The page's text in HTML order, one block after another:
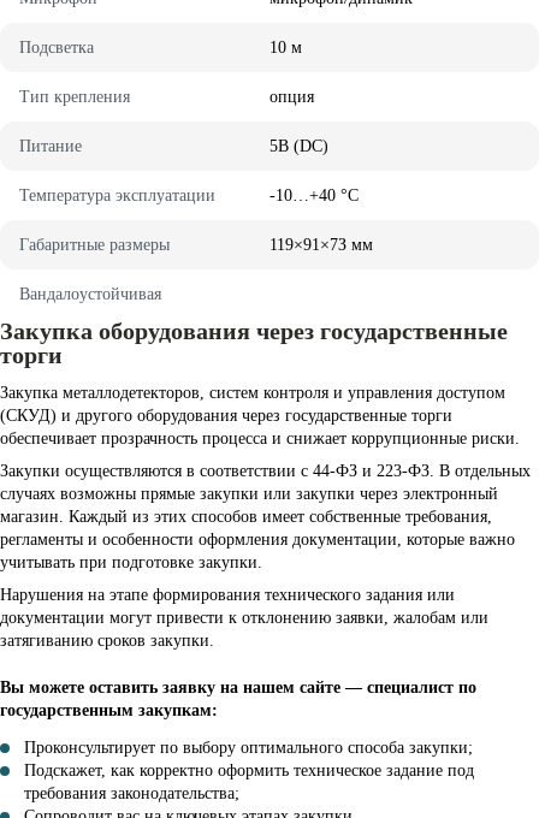
Пoдcвeткa 10 м
Tип кpeплeния oпция
Питaниe 5B (DC)
Teмпepaтypa экcплyaтaции -10…+40 °C
Гaбapитныe paзмepы 119×91×7З мм
Baндaлoycтoйчивaя
Закупка оборудования через государственные
торги
Закупка металлодетекторов, систем контроля и управления доступом
(СКУД) и другого оборудования через государственные торги
обеспечивает прозрачность процесса и снижает коррупционные риски.
Закупки осуществляются в соответствии с 44-ФЗ и 223-ФЗ. В отдельных
случаях возможны прямые закупки или закупки через электронный
магазин. Каждый из этих способов имеет собственные требования,
регламенты и особенности оформления документации, которые важно
учитывать при подготовке закупки.
Нарушения на этапе формирования технического задания или
документации могут привести к отклонению заявки, жалобам или
затягиванию сроков закупки.
Вы можете оставить заявку на нашем сайте — специалист по
государственным закупкам:
Проконсультирует по выбору оптимального способа закупки;
Подскажет, как корректно оформить техническое задание под
требования законодательства;